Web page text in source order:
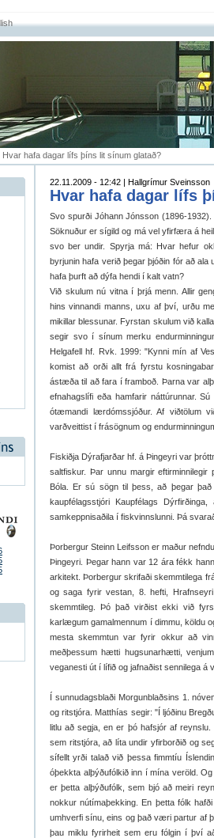
Hvar hafa dagar lífs þíns lit sínum glatað?
22.11.2009 - 12:42 | Hallgrímur Sveinsson
Hvar hafa dagar lífs
Svo spurði Jóhann Jónsson (1896-
Söknuður er sígild og má vel yfirfæra á
svo ber undir. Spyrja má: Hvar hefur
byrjunin hafa verið þegar þjóðin fór að ala
hafa þurft að dýfa hendi í kalt vatn?
Við skulum nú vitna í þrjá menn. Allir
hins vinnandi manns, uxu af því, urðu
mikillar blessunar. Fyrstan skulum við
segir svo í sínum merku
Helgafell hf. Rvk. 1999: "Kynni mín af
komist að orði allt frá fyrstu
ástæða til að fara í framboð. Þarna var
efnahagslífi eða hamfarir náttúrunnar.
ótæmandi lærdómssjóður. Af viðtölum
varðveittist í frásögnum og
Fiskiðja Dýrafjarðar hf. á Þingeyri var
saltfiskur. Þar unnu margir
Bóla. Er sú sögn til þess, að þegar
kaupfélagsstjóri Kaupfélags
samkeppnisaðila í fiskvinnslunni. Þá
Þorbergur Steinn Leifsson er maður
Þingeyri. Þegar hann var 12 ára fékk
arkitekt. Þorbergur skrifaði skemmtilega
og saga fyrir vestan, 8. hefti,
skemmtileg. Þó það virðist ekki við
karlægum gamalmennum í dimmu, köldu
mesta skemmtun var fyrir okkur að
meðþessum hætti hugsunarhætti,
veganesti út í lífið og jafnaðist sennilega á
Í sunnudagsblaði Morgunblaðsins 1.
og ritstjóra. Matthías segir: "Í ljóðinu
litlu að segja, en er þó hafsjór af
sem ritstjóra, að líta undir yfirborðið og
sífellt yrði talað við þessa fimmtíu
óþekkta alþýðufólkið inn í mína veröld.
er þetta alþýðufólk, sem bjó að meiri
nokkur nútímaþekking. En þetta fólk
umhverfi sínu, eins og það væri partur af
þau miklu fyrirheit sem eru fólgin í því